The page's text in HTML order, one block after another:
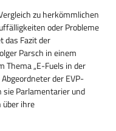
zu herkömmlichen
oder Probleme
das Fazit der
Parsch in einem
Thema „E-Fuels in der
Abgeordneter der EVP-
Parlamentarier und
ihre